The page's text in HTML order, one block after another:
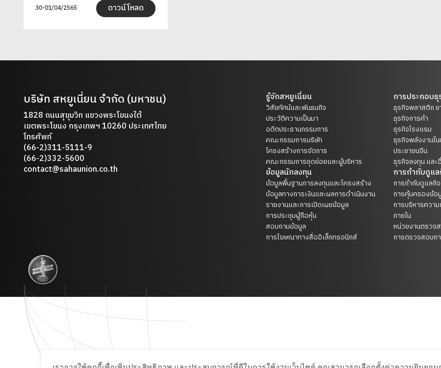
30-01/04/2565 ดาวน์โหลด
บริษัท สหยูเนี่ยน จำกัด (มหาชน)
1828 ถนนสุขุมวิท แขวงพระโขนงใต้
เขตพระโขนง กรุงเทพฯ 10260 ประเทศไทย
โทรศัพท์
(66-2)311-5111-9
(66-2)332-5600
contact@sahaunion.co.th
รู้จักสหยูเนี่ยน
วิสัยทัศน์และพันธนกิจ
ประวัติความเป็นมา
อดีตประธานกรรมการ
คณะกรรมการบริษัท
โครงสร้างการจัดการ
คณะกรรมการชุดย่อยและผู้บริหาร
ข้อมูลนักลงทุน
ข้อมูลพื้นฐานการลงทุนและโครงสร้าง
ข้อมูลทางการเงินและผลการดำเนินงาน
รายงานและการเปิดเผยข้อมูล
การประชุมผู้ถือหุ้น
สอบถามข้อมูล
การโฆษณาทางสื่ออิเล็กทรอนิกส์
การประกอบธุ
ธุรกิจพลาสติก ย
ธุรกิจการค้า
ธุรกิจโรงแรม
ธุรกิจพลังงานใ
ประชาชนจีน
ธุรกิจลงทุน และ
การกำกับดูแ
การกำกับดูแลกิ
การคุ้มครองข้อ
การบริหารควา
ภายใน
หน่วยงานตรวจ
การตรวจสอบภ